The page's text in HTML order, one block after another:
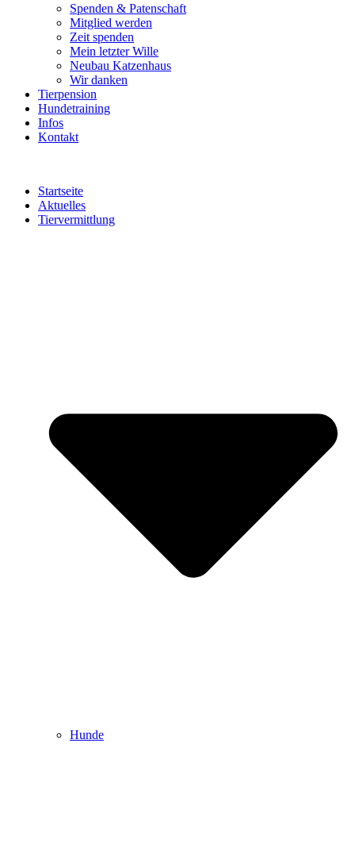
Spenden & Patenschaft
Mitglied werden
Zeit spenden
Mein letzter Wille
Neubau Katzenhaus
Wir danken
Tierpension
Hundetraining
Infos
Kontakt
Startseite
Aktuelles
Tiervermittlung
Hunde